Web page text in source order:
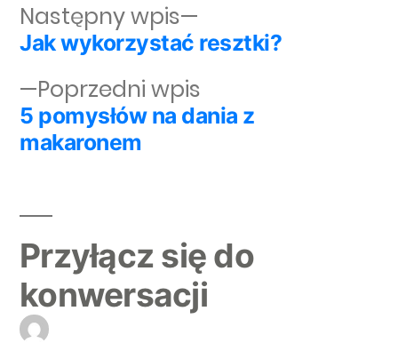
Nawigacja wpisu
Poprzedni wpis
5 pomysłów na dania z
makaronem
Następny wpis
Jak wykorzystać resztki?
Przyłącz się do
konwersacji